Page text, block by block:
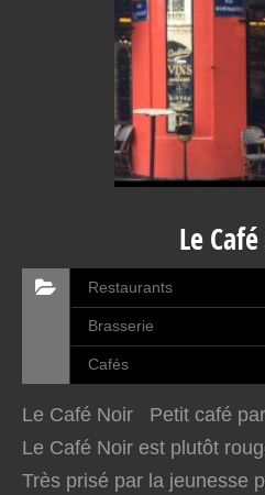
Le
Restaurants
Brasserie
Cafés
Le Café Noir Petit café
Le Café Noir est plutôt
Très prisé par la jeunesse